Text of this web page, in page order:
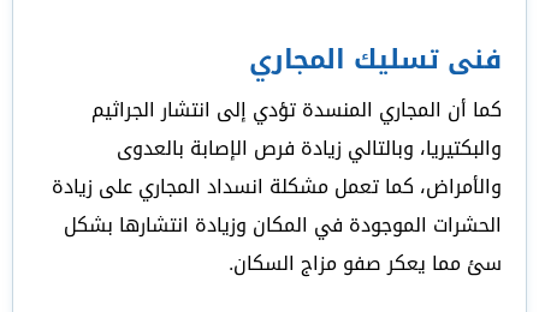
فنى تسليك المجاري
كما أن المجاري المنسدة تؤدي إلى انتشار الجراثيم
والبكتيريا، وبالتالي زيادة فرص الإصابة بالعدوى
والأمراض، كما تعمل مشكلة انسداد المجاري على زيادة
الحشرات الموجودة في المكان وزيادة انتشارها بشكل
سئ مما يعكر صفو مزاج السكان.